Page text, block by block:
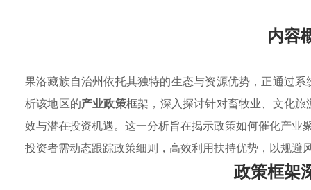
内容
果洛藏族自治州依托其独特的生态与资源优势，正通过系
析该地区的产业政策框架，深入探讨针对畜牧业、文化旅
效与潜在投资机遇。这一分析旨在揭示政策如何催化产
投资者需动态跟踪政策细则，高效利用扶持优势，以规避
政策框架